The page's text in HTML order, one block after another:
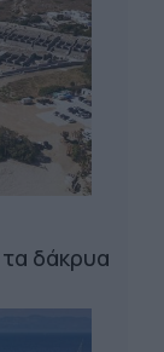
δάκρυα